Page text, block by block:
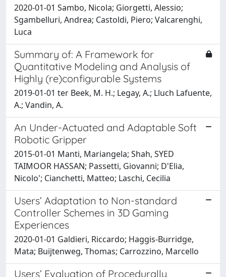
2020-01-01 Sambo, Nicola; Giorgetti, Alessio;
Sgambelluri, Andrea; Castoldi, Piero; Valcarenghi,
Luca
Summary of: A Framework for
Quantitative Modeling and Analysis of
Highly (re)configurable Systems
2019-01-01 ter Beek, M. H.; Legay, A.; Lluch Lafuente,
A.; Vandin, A.
An Under-Actuated and Adaptable Soft
Robotic Gripper
2015-01-01 Manti, Mariangela; Shah, SYED
TAIMOOR HASSAN; Passetti, Giovanni; D'Elia,
Nicolo'; Cianchetti, Matteo; Laschi, Cecilia
Users’ Adaptation to Non-standard
Controller Schemes in 3D Gaming
Experiences
2020-01-01 Galdieri, Riccardo; Haggis-Burridge,
Mata; Buijtenweg, Thomas; Carrozzino, Marcello
Users’ Evaluation of Procedurally